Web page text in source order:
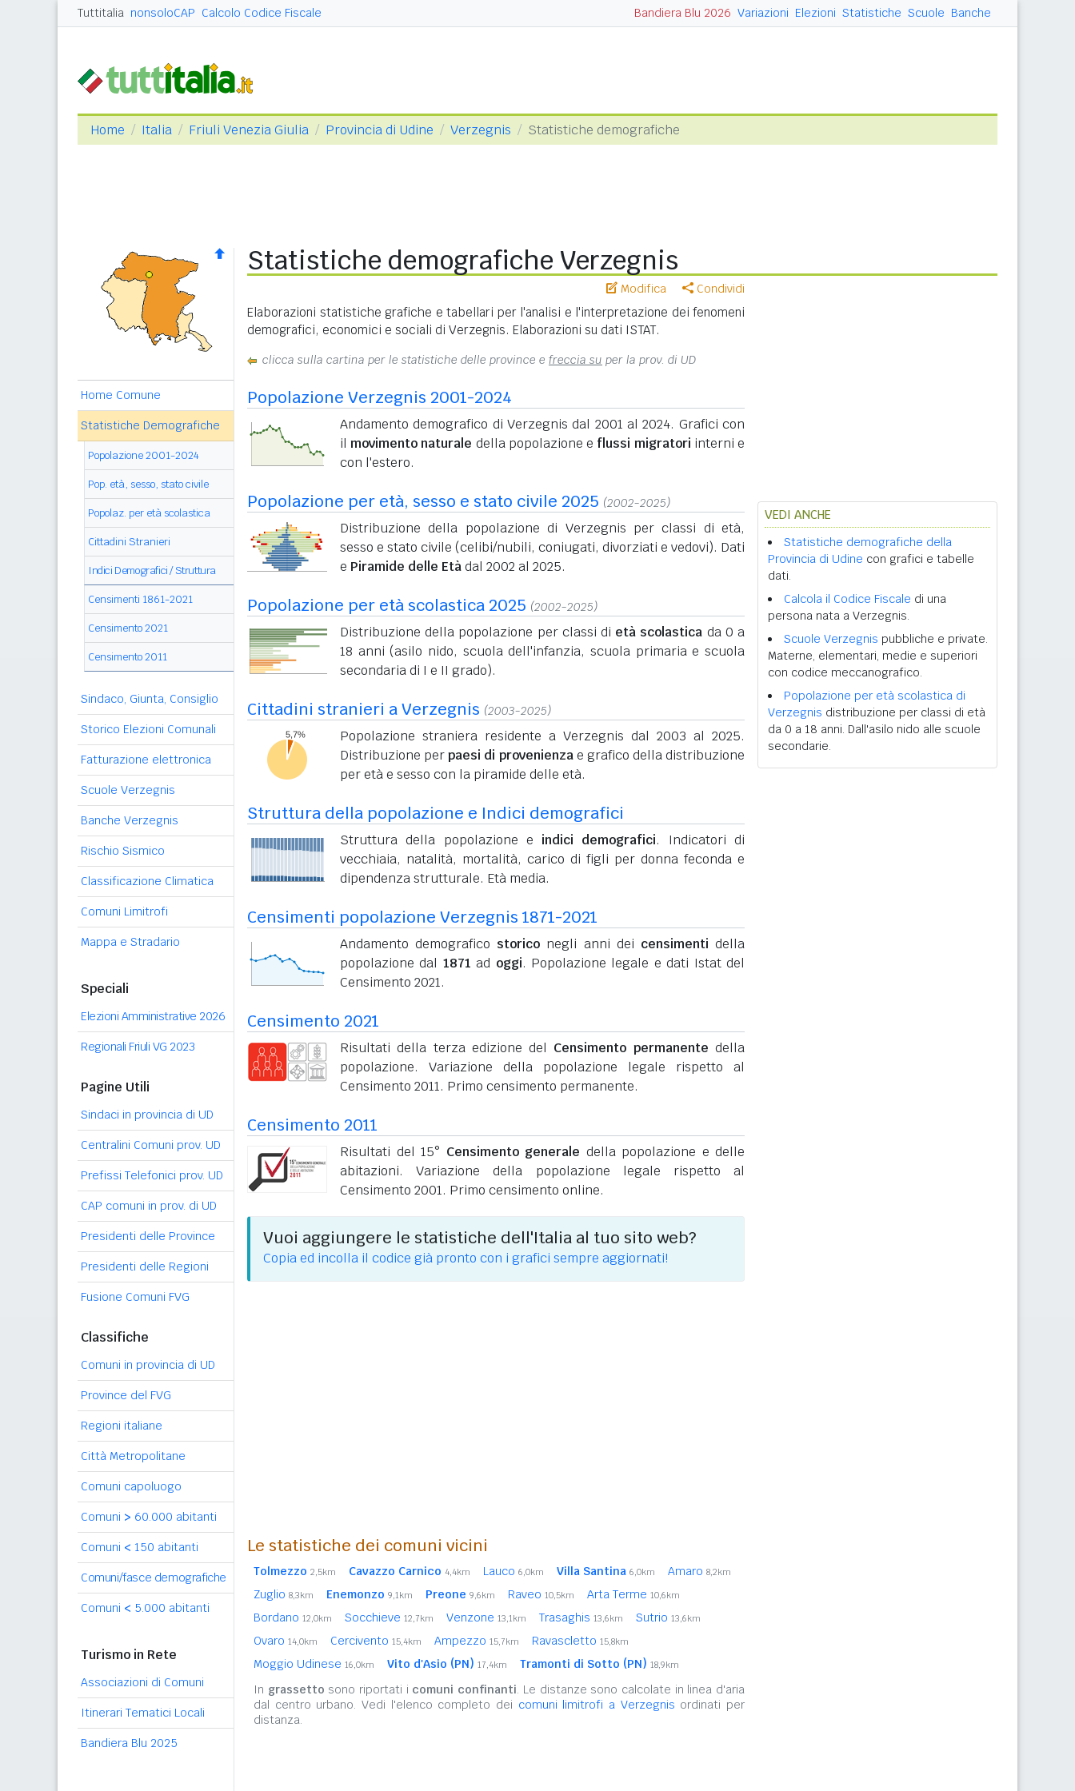
Tuttitalia nonsoloCAP Calcolo Codice Fiscale Bandiera Blu 2026 Variazioni Elezioni Statistiche Scuole Banche
Home Italia Friuli Venezia Giulia Provincia di Udine Verzegnis Statistiche demografiche
Home Comune
Statistiche Demografiche
Popolazione 2001-2024
Pop. età, sesso, stato civile
Popolaz. per età scolastica
Cittadini Stranieri
Indici Demografici / Struttura
Censimenti 1861-2021
Censimento 2021
Censimento 2011
Sindaco, Giunta, Consiglio
Storico Elezioni Comunali
Fatturazione elettronica
Scuole Verzegnis
Banche Verzegnis
Rischio Sismico
Classificazione Climatica
Comuni Limitrofi
Mappa e Stradario
Speciali
Elezioni Amministrative 2026
Regionali Friuli VG 2023
Pagine Utili
Sindaci in provincia di UD
Centralini Comuni prov. UD
Prefissi Telefonici prov. UD
CAP comuni in prov. di UD
Presidenti delle Province
Presidenti delle Regioni
Fusione Comuni FVG
Classifiche
Comuni in provincia di UD
Province del FVG
Regioni italiane
Città Metropolitane
Comuni capoluogo
Comuni > 60.000 abitanti
Comuni < 150 abitanti
Comuni/fasce demografiche
Comuni < 5.000 abitanti
Turismo in Rete
Associazioni di Comuni
Itinerari Tematici Locali
Bandiera Blu 2025
Statistiche demografiche Verzegnis
Modifica Condividi
Elaborazioni statistiche grafiche e tabellari per l'analisi e l'interpretazione dei fenomeni
demografici, economici e sociali di Verzegnis. Elaborazioni su dati ISTAT.
clicca sulla cartina per le statistiche delle province e freccia su per la prov. di UD
Popolazione Verzegnis 2001-2024
Andamento demografico di Verzegnis dal 2001 al 2024. Grafici con
il movimento naturale della popolazione e flussi migratori interni e
con l'estero.
Popolazione per età, sesso e stato civile 2025 (2002-2025)
Distribuzione della popolazione di Verzegnis per classi di età,
sesso e stato civile (celibi/nubili, coniugati, divorziati e vedovi). Dati
e Piramide delle Etàdal 2002 al 2025.
Popolazione per età scolastica 2025 (2002-2025)
Distribuzione della popolazione per classi di età scolastica da 0 a
18 anni (asilo nido, scuola dell'infanzia, scuola primaria e scuola
secondaria di I e II grado).
Cittadini stranieri a Verzegnis (2003-2025)
Popolazione straniera residente a Verzegnis dal 2003 al 2025.
Distribuzione perpaesi di provenienzae grafico della distribuzione
per età e sesso con la piramide delle età.
Struttura della popolazione e Indici demografici
Struttura della popolazione e indici demografici. Indicatori di
vecchiaia, natalità, mortalità, carico di figli per donna feconda e
dipendenza strutturale. Età media.
Censimenti popolazione Verzegnis 1871-2021
Andamento demografico storico negli anni dei censimenti della
popolazione dal 1871 ad oggi. Popolazione legale e dati Istat del
Censimento 2021.
Censimento 2021
Risultati della terza edizione del Censimento permanente della
popolazione. Variazione della popolazione legale rispetto al
Censimento 2011. Primo censimento permanente.
Censimento 2011
Risultati del 15° Censimento generale della popolazione e delle
abitazioni. Variazione della popolazione legale rispetto al
Censimento 2001. Primo censimento online.
Vuoi aggiungere le statistiche dell'Italia al tuo sito web?
Copia ed incolla il codice già pronto con i grafici sempre aggiornati!
Le statistiche dei comuni vicini
Tolmezzo 2,5km Cavazzo Carnico 4,4km Lauco 6,0km Villa Santina 6,0km Amaro 8,2km
Zuglio 8,3km Enemonzo 9,1km Preone 9,6km Raveo 10,5km Arta Terme 10,6km
Bordano 12,0km Socchieve 12,7km Venzone 13,1km Trasaghis 13,6km Sutrio 13,6km
Ovaro 14,0km Cercivento 15,4km Ampezzo 15,7km Ravascletto 15,8km
Moggio Udinese 16,0km Vito d'Asio (PN) 17,4km Tramonti di Sotto (PN) 18,9km
In grassetto sono riportati i comuni confinanti. Le distanze sono calcolate in linea d'aria
dal centro urbano. Vedi l'elenco completo dei comuni limitrofi a Verzegnis ordinati per
distanza.
VEDI ANCHE
Statistiche demografiche della
Provincia di Udine con grafici e tabelle
dati.
Calcola il Codice Fiscale di una
persona nata a Verzegnis.
Scuole Verzegnis pubbliche e private.
Materne, elementari, medie e superiori
con codice meccanografico.
Popolazione per età scolastica di
Verzegnis distribuzione per classi di età
da 0 a 18 anni. Dall'asilo nido alle scuole
secondarie.